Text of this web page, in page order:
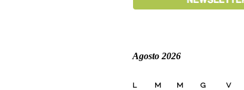
Agosto 2026
L M M G V